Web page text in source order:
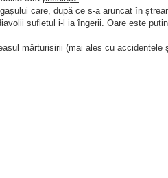
chipul său cel dintâi, şi toţi cei ce
bărbatul şi femeia, precum şi
biserică şi să se împărtăşească cu
fiindcă cinci săptămâni au trecut,
care, după ce s-a aruncat în
sufletul i-l ia îngerii. Oare este
mărturisirii (mai ales cu accidentele